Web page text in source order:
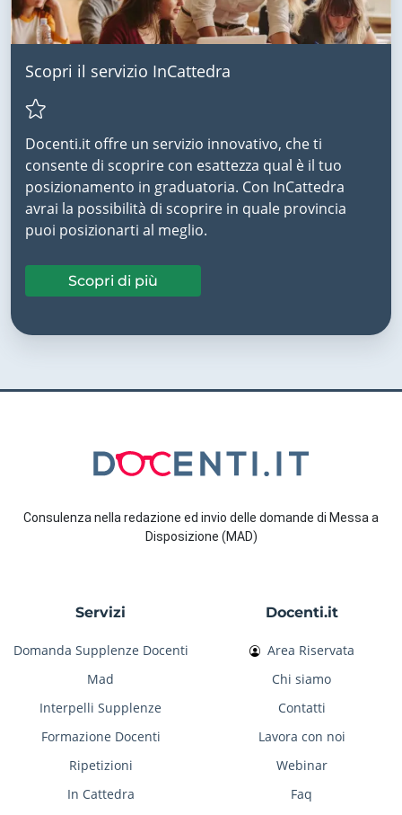
Scopri il servizio InCattedra
Docenti.it offre un servizio innovativo, che ti
consente di scoprire con esattezza qual è il tuo
posizionamento in graduatoria. Con InCattedra
avrai la possibilità di scoprire in quale provincia
puoi posizionarti al meglio.
Scopri di più
Consulenza nella redazione ed invio delle domande di Messa a
Disposizione (MAD)
Servizi
Domanda Supplenze Docenti
Mad
Interpelli Supplenze
Formazione Docenti
Ripetizioni
In Cattedra
Docenti.it
Area Riservata
Chi siamo
Contatti
Lavora con noi
Webinar
Faq